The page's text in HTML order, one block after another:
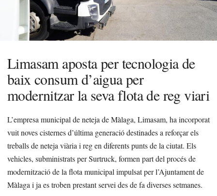
Limasam aposta per tecnologia de
baix consum d’aigua per
modernitzar la seva flota de reg viari
L’empresa municipal de neteja de Màlaga, Limasam, ha incorporat
vuit noves cisternes d’última generació destinades a reforçar els
treballs de neteja viària i reg en diferents punts de la ciutat. Els
vehicles, subministrats per Surtruck, formen part del procés de
modernització de la flota municipal impulsat per l’Ajuntament de
Màlaga i ja es troben prestant servei des de fa diverses setmanes.